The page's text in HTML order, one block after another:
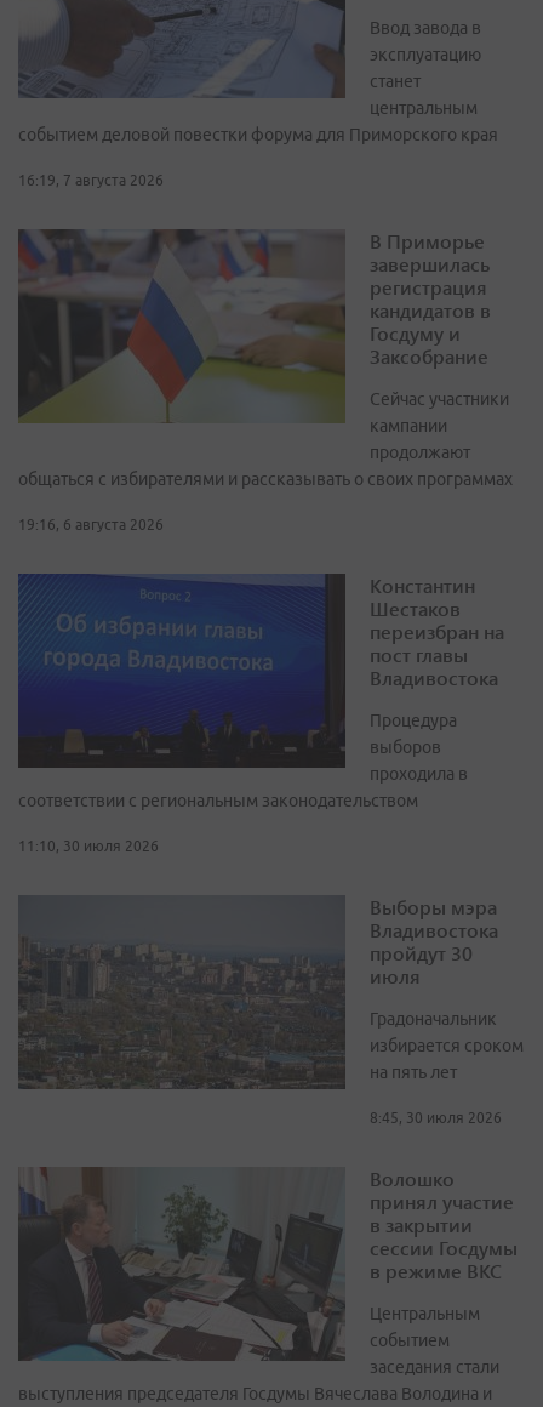
Ввод завода в
эксплуатацию
станет
центральным
событием деловой повестки форума для Приморского края
16:19, 7 августа 2026
В Приморье
завершилась
регистрация
кандидатов в
Госдуму и
Заксобрание
Сейчас участники
кампании
продолжают
общаться с избирателями и рассказывать о своих программах
19:16, 6 августа 2026
Константин
Шестаков
переизбран на
пост главы
Владивостока
Процедура
выборов
проходила в
соответствии с региональным законодательством
11:10, 30 июля 2026
Выборы мэра
Владивостока
пройдут 30
июля
Градоначальник
избирается сроком
на пять лет
8:45, 30 июля 2026
Волошко
принял участие
в закрытии
сессии Госдумы
в режиме ВКС
Центральным
событием
заседания стали
выступления председателя Госдумы Вячеслава Володина и